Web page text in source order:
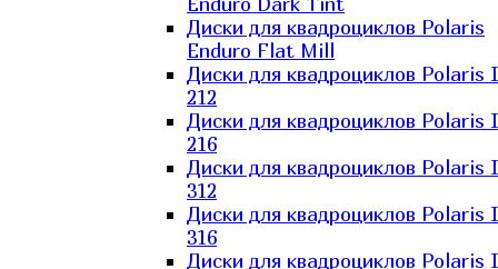
Диски для квадроциклов Polaris
Enduro Flat Mill
Диски для квадроциклов Polaris
212
Диски для квадроциклов Polaris
216
Диски для квадроциклов Polaris
312
Диски для квадроциклов Polaris
316
Диски для квадроциклов Polaris